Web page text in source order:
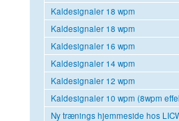
Kaldesignaler 18 wpm
Kaldesignaler 18 wpm
Kaldesignaler 16 wpm
Kaldesignaler 14 wpm
Kaldesignaler 12 wpm
Kaldesignaler 10 wpm (8wpm
Ny trænings hjemmeside hos